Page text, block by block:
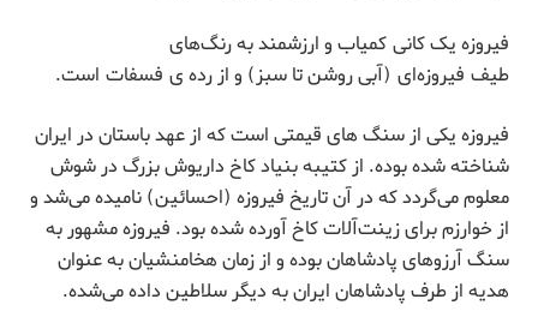
فیروزه یک کانی کمیاب و ارزشمند به رنگ‌های
طیف فیروزه‌ای (آبی روشن تا سبز) و از رده ی فسفات است.
فیروزه یکی از سنگ های قیمتی است که از عهد باستان در ایران
شناخته شده بوده. از کتیبه بنیاد کاخ داریوش بزرگ در شوش
معلوم می‌گردد که در آن تاریخ فیروزه (احسائین) نامیده می‌شد و
از خوارزم برای زینت‌آلات کاخ آورده شده بود. فیروزه مشهور به
سنگ آرزوهای پادشاهان بوده و از زمان هخامنشیان به عنوان
هدیه از طرف پادشاهان ایران به دیگر سلاطین داده می‌شده.